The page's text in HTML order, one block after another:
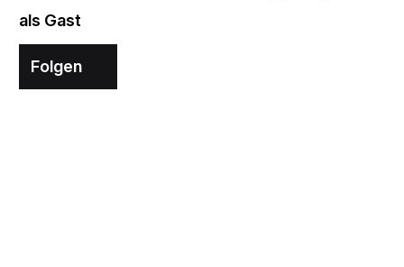
als Gast
Folgen